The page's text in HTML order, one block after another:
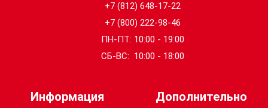
+7 (812) 648-17-22
+7 (800) 222-98-46
ПН-ПТ: 10:00 - 19:00
СБ-ВС: 10:00 - 18:00
Информация Дополнительно